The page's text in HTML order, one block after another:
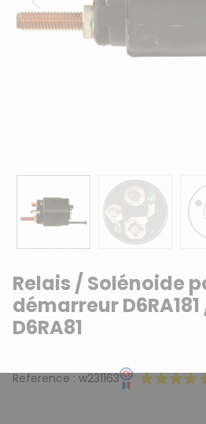
Précédent
Relais / Solénoide
démarreur D6RA181
D6RA81
Reference : w231163